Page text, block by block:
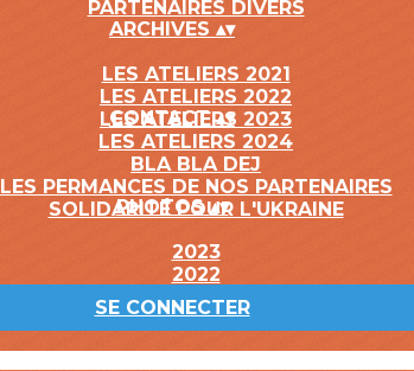
PARTENAIRES DIVERS
ARCHIVES ▴▾
LES ATELIERS 2021
LES ATELIERS 2022
LES ATELIERS 2023
LES ATELIERS 2024
BLA BLA DEJ
LES PERMANCES DE NOS PARTENAIRES
SOLIDARITÉ POUR L'UKRAINE
CONTACT▴▾
PHOTOS▴▾
2023
2022
SE CONNECTER